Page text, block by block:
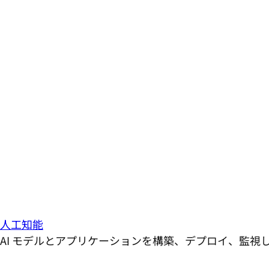
人工知能
AI モデルとアプリケーションを構築、デプロイ、監視